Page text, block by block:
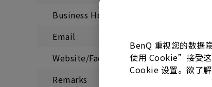
BenQ 重视您的数据
使用 Cookie”接受
Cookie 设置。欲了
高尔夫模拟投影机
Business Hours
Email
Website/Facebook URL
Remarks